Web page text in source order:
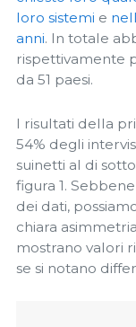
loro sistemi e
anni. In totale
rispettivamente
da 51 paesi.
I risultati della
54% degli
suinetti al di
figura 1.
dei dati,
chiara
mostrano valori
se si notano